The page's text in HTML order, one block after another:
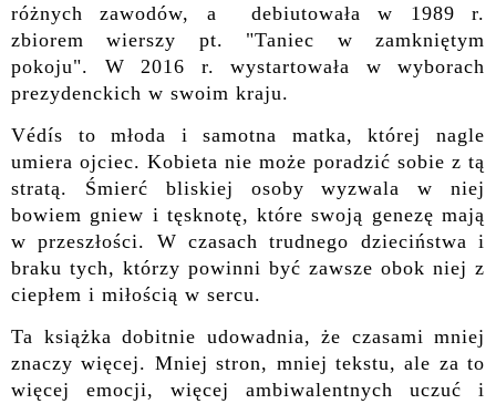
różnych zawodów, a debiutowała w 1989 r.
zbiorem wierszy pt. "Taniec w zamkniętym
pokoju". W 2016 r. wystartowała w wyborach
prezydenckich w swoim kraju.
Védís to młoda i samotna matka, której nagle
umiera ojciec. Kobieta nie może poradzić sobie z tą
stratą. Śmierć bliskiej osoby wyzwala w niej
bowiem gniew i tęsknotę, które swoją genezę mają
w przeszłości. W czasach trudnego dzieciństwa i
braku tych, którzy powinni być zawsze obok niej z
ciepłem i miłością w sercu.
Ta książka dobitnie udowadnia, że czasami mniej
znaczy więcej. Mniej stron, mniej tekstu, ale za to
więcej emocji, więcej ambiwalentnych uczuć i